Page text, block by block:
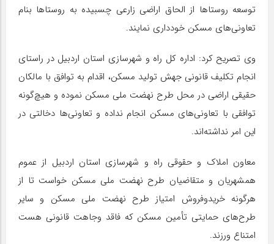
توسعه روستاها از الحاق اراضی زارعی چسبیده به روستاها بنام
تعاونی‌های مسکن خودداری نمایند.
وی تصریح کرد: اداره کل راه و شهرسازی استان اردبیل در راستای
انجام تکلیف قانونی جهش تولید مسکن، اقدام به توافق با مالکان
حقیقی اراضی در محل طرح نهضت ملی مسکن نموده و هیچ‌گونه
توافقی با تعاونی‌های مسکن انجام نداده و تعاونی‌ها دخالتی در
این امر نداشته‌اند.
معاون املاک و حقوقی راه و شهرسازی استان اردبیل از عموم
همشهریان و متقاضیان طرح نهضت ملی مسکن خواست تا از
هرگونه خریدوفروش امتیاز طرح نهضت ملی مسکن و سایر
طرح‌های حمایتی تأمین مسکن که فاقد وجاهت قانونی هست
امتناع ورزند.